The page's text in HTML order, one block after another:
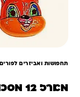
תחפושות ואביזרים לפורים
מארז 12 מסכות פלסטי חיות בשקית